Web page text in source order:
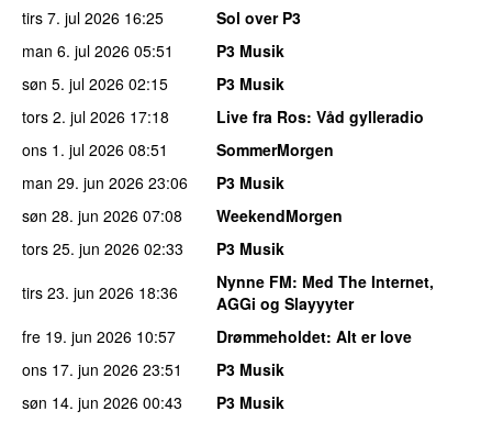
tirs 7. jul 2026 16:25
Sol over P3
man 6. jul 2026 05:51
P3 Musik
søn 5. jul 2026 02:15
P3 Musik
tors 2. jul 2026 17:18 Live fra Ros: Våd gylleradio
ons 1. jul 2026 08:51
SommerMorgen
man 29. jun 2026 23:06
P3 Musik
søn 28. jun 2026 07:08
WeekendMorgen
tors 25. jun 2026 02:33
P3 Musik
tirs 23. jun 2026 18:36 Nynne FM: Med The Internet,
AGGi og Slayyyter
fre 19. jun 2026 10:57 Drømmeholdet: Alt er love
ons 17. jun 2026 23:51
P3 Musik
søn 14. jun 2026 00:43 P3 Musik